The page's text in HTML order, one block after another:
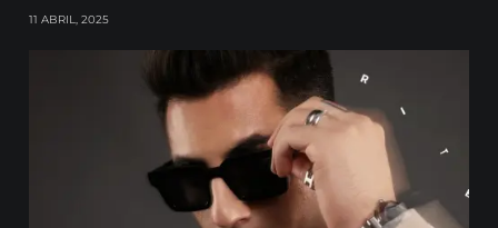
11 ABRIL, 2025